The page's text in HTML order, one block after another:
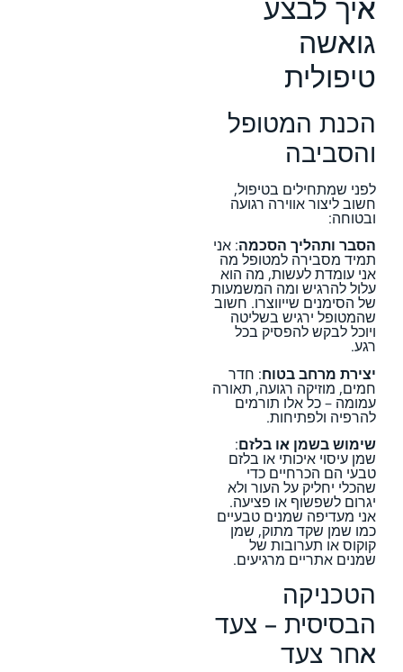
גואשה
טיפולית
הכנת המטופל
והסביבה
לפני שמתחילים בטיפול,
חשוב ליצור אווירה רגועה
ובטוחה:
הסבר ותהליך הסכמה: אני
תמיד מסבירה למטופל מה
אני עומדת לעשות, מה הוא
עלול להרגיש ומה המשמעות
של הסימנים שייווצרו. חשוב
שהמטופל ירגיש בשליטה
ויוכל לבקש להפסיק בכל
רגע.
יצירת מרחב בטוח: חדר
חמים, מוזיקה רגועה, תאורה
עמומה – כל אלו תורמים
להרפיה ולפתיחות.
שימוש בשמן או בלזם:
שמן עיסוי איכותי או בלזם
טבעי הם הכרחיים כדי
שהכלי יחליק על העור ולא
יגרום לשפשוף או פציעה.
אני מעדיפה שמנים טבעיים
כמו שמן שקד מתוק, שמן
קוקוס או תערובות של
שמנים אתריים מרגיעים.
הטכניקה
הבסיסית – צעד
אחר צעד